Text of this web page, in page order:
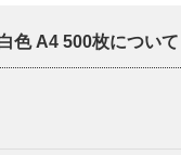
色 A4 500枚について